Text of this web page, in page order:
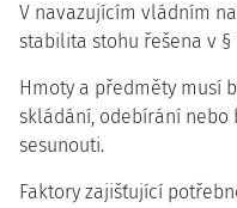
V navazujícím vládním
stabilita stohu řešena v §
Hmoty a předměty musí
skládání, odebírání nebo
sesunouti.
Faktory zajišťující